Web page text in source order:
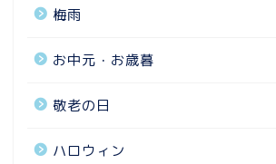
梅雨
お中元・お歳暮
敬老の日
ハロウィン